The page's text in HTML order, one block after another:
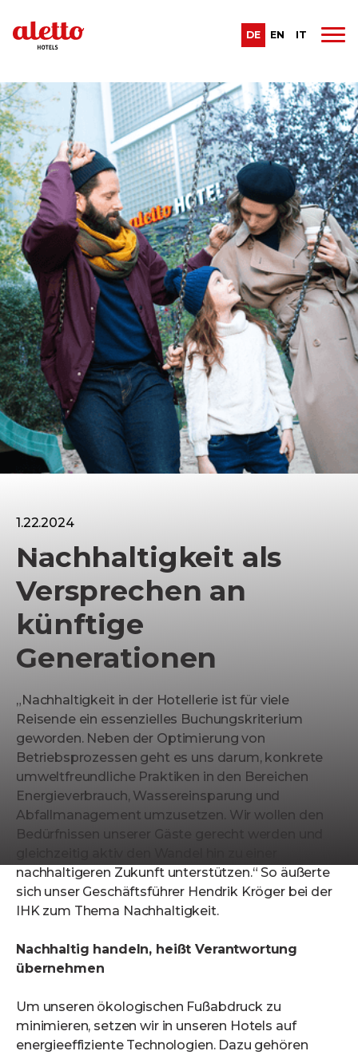
DE EN IT
1.22.2024
Nachhaltigkeit als
Versprechen an
künftige
Generationen
„Nachhaltigkeit in der Hotellerie ist für viele
Reisende ein essenzielles Buchungskriterium
geworden. Neben der Optimierung von
Betriebsprozessen geht es uns darum, konkrete
umweltfreundliche Praktiken in den Bereichen
Energieverbrauch, Wassereinsparung und
Abfallmanagement umzusetzen. Wir wollen den
Bedürfnissen unserer Gäste gerecht werden und
nachhaltigeren Zukunft unterstützen.“ So äußerte
sich unser Geschäftsführer Hendrik Kröger bei der
IHK zum Thema Nachhaltigkeit.
Nachhaltig handeln, heißt Verantwortung
übernehmen
Um unseren ökologischen Fußabdruck zu
minimieren, setzen wir in unseren Hotels auf
energieeffiziente Technologien. Dazu gehören